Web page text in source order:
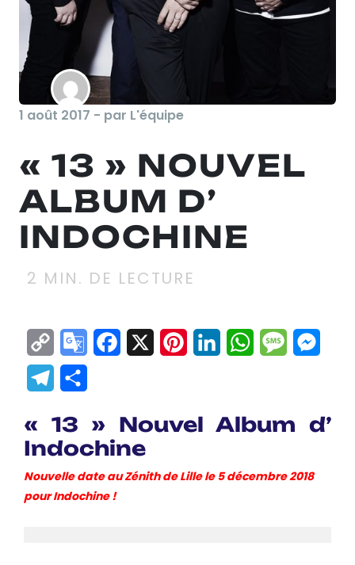
1 août 2017 - par L'équipe
« 13 » NOUVEL
ALBUM D’
INDOCHINE
2 MIN. DE LECTURE
Copy
Link
GoogleFacebook
X Pinterest
LinkedInWhatsApp
Telegram
« 13 » Nouvel Album d’
Indochine
Nouvelle date au Zénith de Lille le 5 décembre 2018
pour Indochine !